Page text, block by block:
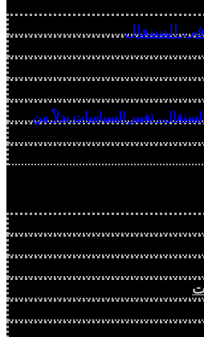
تغيير السياسات بدلاً من